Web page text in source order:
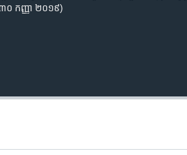
០ កញ្ញា ២០១៩)